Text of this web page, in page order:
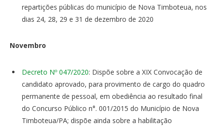
repartições públicas do município de Nova Timboteua, nos
dias 24, 28, 29 e 31 de dezembro de 2020
Novembro
Decreto Nº 047/2020: Dispõe sobre a XIX Convocação de
candidato aprovado, para provimento de cargo do quadro
permanente de pessoal, em obediência ao resultado final
do Concurso Público n°. 001/2015 do Município de Nova
Timboteua/PA; dispõe ainda sobre a habilitação